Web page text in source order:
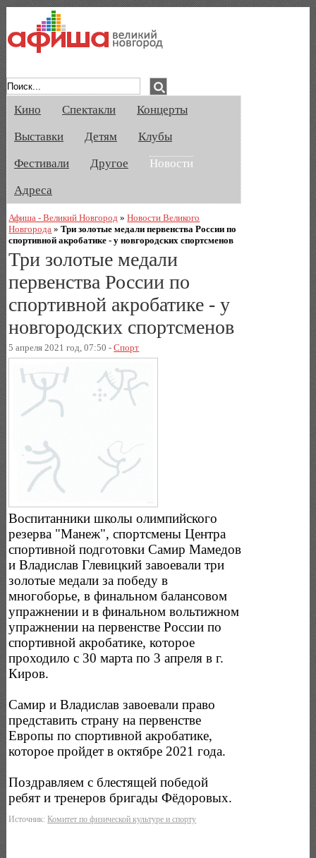
Кино Спектакли
Концерты
Выставки
Детям
Клубы
Фестивали
Другое
Новости
Адреса
Афиша - Великий Новгород »Новости Великого
Новгорода »Три золотые медали первенства России по
спортивной акробатике - у новгородских спортсменов
Три золотые медали
первенства России по
спортивной акробатике - у
новгородских спортсменов
5 апреля 2021 год, 07:50 -Спорт
Воспитанники школы олимпийского
резерва "Манеж", спортсмены Центра
спортивной подготовки Самир Мамедов
и Владислав Глевицкий завоевали три
золотые медали за победу в
многоборье, в финальном балансовом
упражнении и в финальном вольтижном
упражнении на первенстве России по
спортивной акробатике, которое
проходило с 30 марта по 3 апреля в г.
Киров.
Самир и Владислав завоевали право
представить страну на первенстве
Европы по спортивной акробатике,
которое пройдет в октябре 2021 года.
Поздравляем с блестящей победой
ребят и тренеров бригады Фёдоровых.
Источник:Комитет по физической культуре и спорту